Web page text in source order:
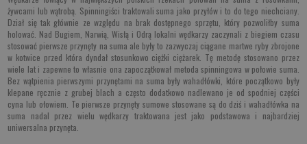
żywcami lub wątrobą. Spinningiści traktowali suma jako przyłów i to do tego niechciany.
Dział się tak głównie ze względu na brak dostępnego sprzętu, który pozwoliłby suma
holować. Nad Bugiem, Narwią, Wisłą i Odrą lokalni wędkarzy zaczynali z biegiem czasu
stosować pierwsze przynęty na suma ale były to zazwyczaj ciągane martwe ryby zbrojone
w kotwice przed która dyndał stosunkowo ciężki ciężarek. Tę metodę stosowano przez
wiele lat i zapewne to własnie ona zapoczątkował metoda spinningowa w połowie suma.
Bez wątpienia pierwszymi przynętami na suma były wahadłówki, które początkowo były
klepane ręcznie z grubej blach a często dodatkowo nadlewano je od spodniej części
cyna lub ołowiem. Te pierwsze przynęty sumowe stosowane są do dziś i wahadłówka na
suma nadal przez wielu wędkarzy traktowana jest jako podstawowa i najbardziej
uniwersalna przynęta.